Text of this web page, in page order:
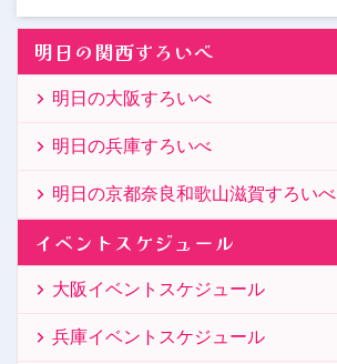
明日の関西すろいべ
明日の大阪すろいべ
明日の兵庫すろいべ
明日の京都奈良和歌山滋賀すろいべ
イベントスケジュール
大阪イベントスケジュール
兵庫イベントスケジュール